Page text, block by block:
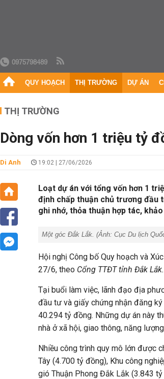
0975798489
QUY HOẠCH THỊ TRƯỜNG DỰ ÁN
THỊ TRƯỜNG
Dòng vốn hơn 1 triệu tỷ
Di Anh 19:02 | 27/06/2026
Loạt dự án với tổng vốn hơn 1
định chấp thuận chủ trương đầu
ghi nhớ, thỏa thuận hợp tác,
Một góc Đắk Lắk. (Ảnh: Cục Du lịch
Hội nghị Công bố Quy hoạch và
27/6, theo Cổng TTĐT tỉnh Đắk Lắk.
Tại buổi làm việc, lãnh đạo địa
đầu tư và giấy chứng nhận đăng
40.294 tỷ đồng. Những dự án này
nhà ở xã hội, giao thông, năng
Nhiều công trình quy mô lớn được
Tây (4.700 tỷ đồng), Khu công
gió Thuận Phong Đắk Lắk (3.843